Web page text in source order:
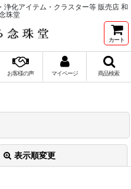
化アイテム・クラスター等 販売店 和
珠堂
カート
お客様の声 マイページ 商品検索
表示順変更